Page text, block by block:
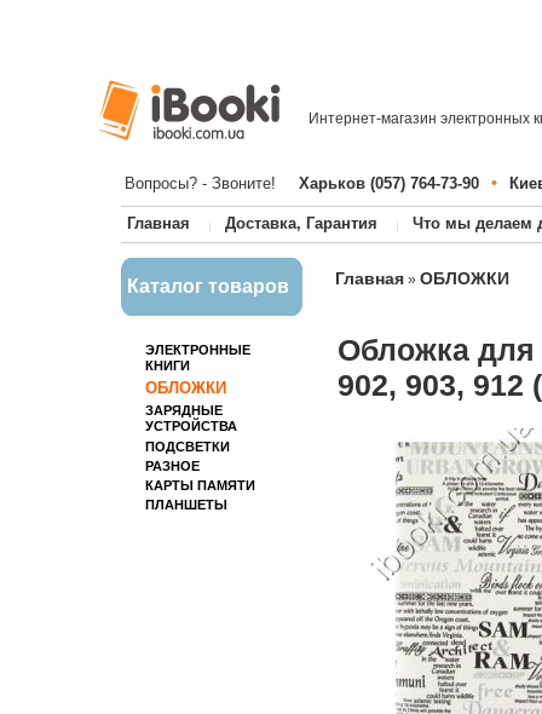
Интернет-магазин электронных
Вопросы? - Звоните! Харьков (057) 764-73-90 •
Главная Доставка, Гарантия Что мы делаем
Главная » ОБЛОЖКИ
Обложка для
902, 903, 912
Каталог товаров
ЭЛЕКТРОННЫЕ
КНИГИ
ОБЛОЖКИ
ЗАРЯДНЫЕ
УСТРОЙСТВА
ПОДСВЕТКИ
РАЗНОЕ
КАРТЫ ПАМЯТИ
ПЛАНШЕТЫ